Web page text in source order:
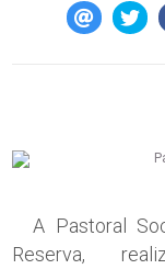
A Pastoral
Reserva,